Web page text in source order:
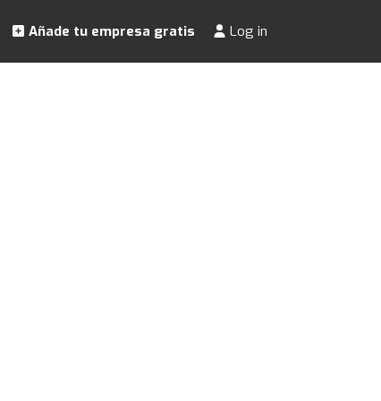
Añade tu empresa gratis Log in